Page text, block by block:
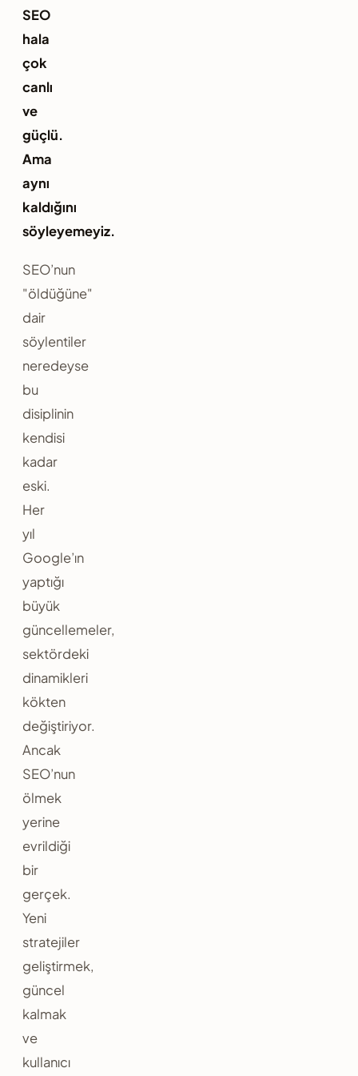
SEO
hala
çok
canlı
ve
güçlü.
Ama
aynı
kaldığını
söyleyemeyiz.
SEO’nun
"öldüğüne"
dair
söylentiler
neredeyse
bu
disiplinin
kendisi
kadar
eski.
Her
yıl
Google’ın
yaptığı
büyük
güncellemeler,
sektördeki
dinamikleri
kökten
değiştiriyor.
Ancak
SEO’nun
ölmek
yerine
evrildiği
bir
gerçek.
Yeni
stratejiler
geliştirmek,
güncel
kalmak
ve
kullanıcı